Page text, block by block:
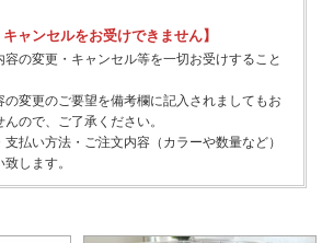
ャンセルをお受けできません】
の変更・キャンセル等を一切お受けすること
の変更のご要望を備考欄に記入されましてもお
ので、ご了承ください。
払い方法・ご注文内容（カラーや数量など）
します。